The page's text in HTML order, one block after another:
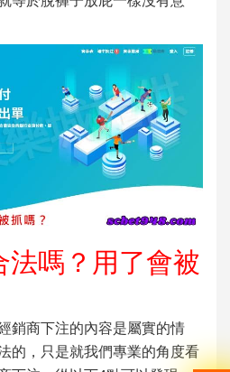
法嗎？用了會被
銷商下注的內容是屬實的情
的，只是就我們專業的角度看